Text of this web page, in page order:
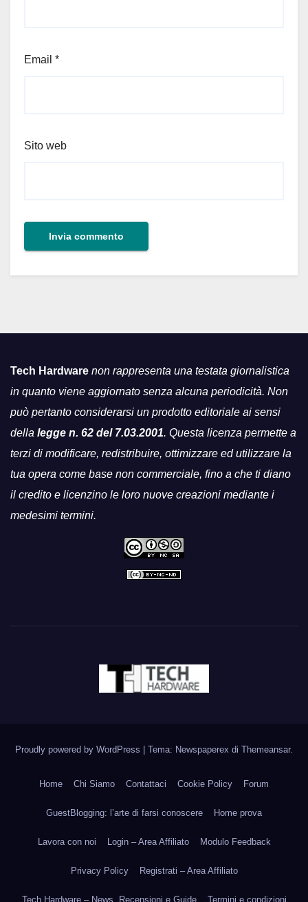
Email *
Sito web
Tech Hardware non rappresenta una testata giornalistica
in quanto viene aggiornato senza alcuna periodicità. Non
può pertanto considerarsi un prodotto editoriale ai sensi
della legge n. 62 del 7.03.2001. Questa licenza permette a
terzi di modificare, redistribuire, ottimizzare ed utilizzare la
tua opera come base non commerciale, fino a che ti diano
il credito e licenzino le loro nuove creazioni mediante i
medesimi termini.
Proudly powered by WordPress Tema: Newspaperex di Themeansar.
Home Chi Siamo Contattaci Cookie Policy Forum
GuestBlogging: l’arte di farsi conoscere Home prova
Lavora con noi Login – Area Affiliato Modulo Feedback
Privacy Policy Registrati – Area Affiliato
Tech Hardware – News, Recensioni e Guide Termini e condizioni